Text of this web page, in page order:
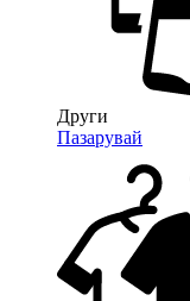
Други
Пазарувай